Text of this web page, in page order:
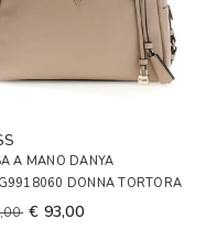
A MANO DANYA
DONNA TORTORA
€ 93,00